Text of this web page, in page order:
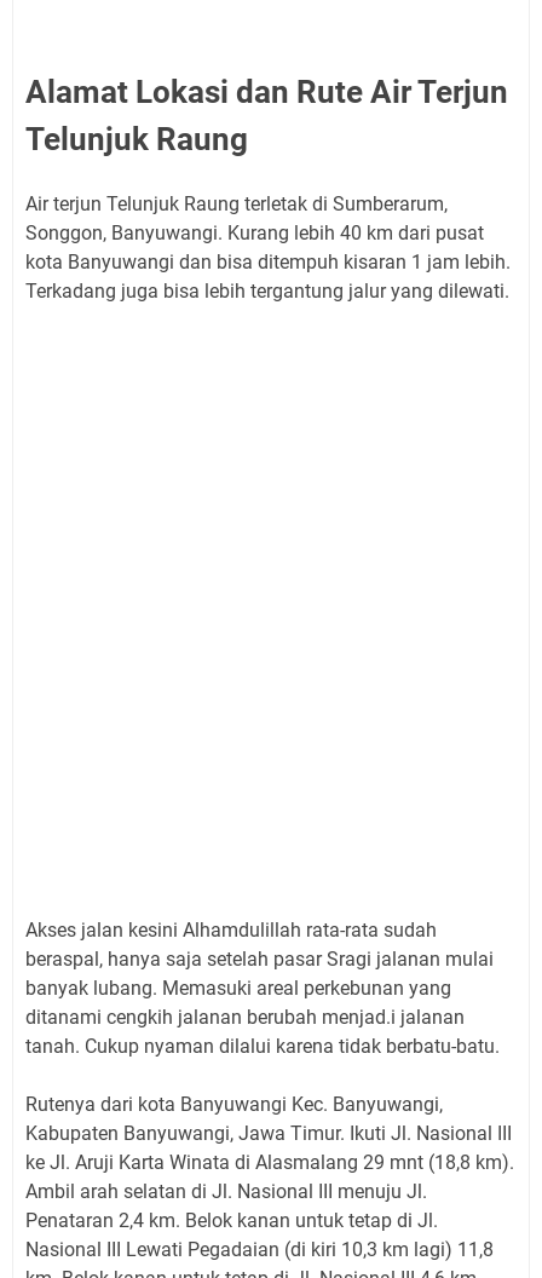
Alamat Lokasi dan Rute Air Terjun
Telunjuk Raung
Air terjun Telunjuk Raung terletak di Sumberarum,
Songgon, Banyuwangi. Kurang lebih 40 km dari pusat
kota Banyuwangi dan bisa ditempuh kisaran 1 jam lebih.
Terkadang juga bisa lebih tergantung jalur yang dilewati.
Akses jalan kesini Alhamdulillah rata-rata sudah
beraspal, hanya saja setelah pasar Sragi jalanan mulai
banyak lubang. Memasuki areal perkebunan yang
ditanami cengkih jalanan berubah menjad.i jalanan
tanah. Cukup nyaman dilalui karena tidak berbatu-batu.
Rutenya dari kota Banyuwangi Kec. Banyuwangi,
Kabupaten Banyuwangi, Jawa Timur. Ikuti Jl. Nasional III
ke Jl. Aruji Karta Winata di Alasmalang 29 mnt (18,8 km).
Ambil arah selatan di Jl. Nasional III menuju Jl.
Penataran 2,4 km. Belok kanan untuk tetap di Jl.
Nasional III Lewati Pegadaian (di kiri 10,3 km lagi) 11,8